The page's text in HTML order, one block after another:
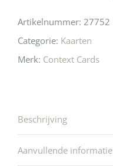
Artikelnummer: 27752
Categorie: Kaarten
Merk: Context Cards
Beschrijving
Aanvullende informatie